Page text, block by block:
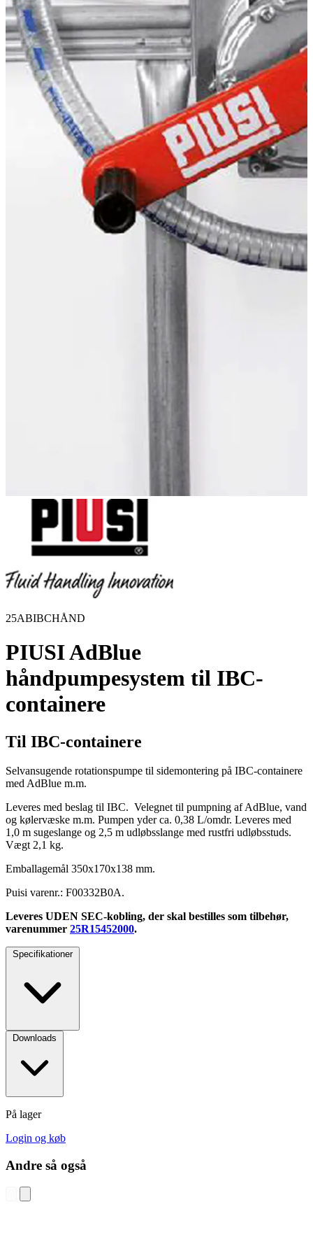
25ABIBCHÅND
PIUSI AdBlue
håndpumpesystem til IBC-
containere
Til IBC-containere
Selvansugende rotationspumpe til sidemontering på IBC-containere
med AdBlue m.m.
Leveres med beslag til IBC. Velegnet til pumpning af AdBlue, vand
og kølervæske m.m. Pumpen yder ca. 0,38 L/omdr. Leveres med
1,0 m sugeslange og 2,5 m udløbsslange med rustfri udløbsstuds.
Vægt 2,1 kg.
Emballagemål 350x170x138 mm.
Puisi varenr.: F00332B0A.
Leveres UDEN SEC-kobling, der skal bestilles som tilbehør,
varenummer 25R15452000.
Specifikationer
Downloads
På lager
Login og køb
Andre så også